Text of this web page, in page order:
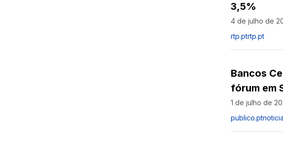
3,5%
4 de julho de
rtp.ptrtp.pt
Bancos
fórum em
1 de julho de
publico.pt